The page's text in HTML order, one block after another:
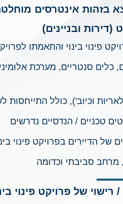
בזהות אינטרסים
ובניינים)
פינוי בינוי והתאמתו
סנטריים, מערכת
וכיוב'), כולל התייחסות
טכניים / הנדסיים נדרשים
הדיירים בפרויקט פינוי
סביבתי וכדומה
של פרויקט פינוי